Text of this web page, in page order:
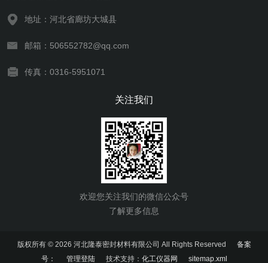
地址：河北省廊坊大城县
邮箱：506552782@qq.com
传真：0316-5951071
关注我们
欢迎您关注我们的微信公众号
了解更多信息
版权所有 © 2026 河北隆泰密封材料有限公司 All Rights Reserved 备案
号：
管理登陆技术支持： 化工仪器网 sitemap.xml